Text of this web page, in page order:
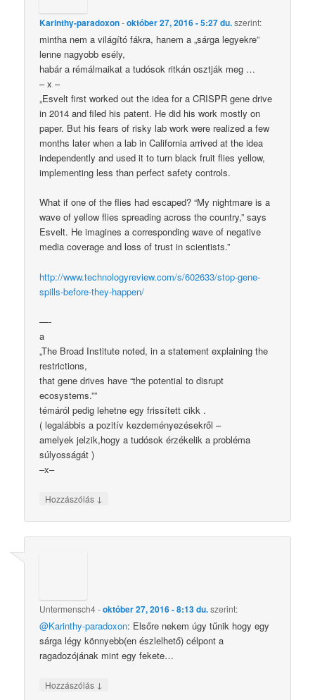
Karinthy-paradoxon-október 27, 2016 - 5:27 du.szerint:
mintha nem a világító fákra, hanem a „sárga legyekre”
lenne nagyobb esély,
habár a rémálmaikat a tudósok ritkán osztják meg …
– x –
„Esvelt first worked out the idea for a CRISPR gene drive
in 2014 and filed his patent. He did his work mostly on
paper. But his fears of risky lab work were realized a few
months later when a lab in California arrived at the idea
independently and used it to turn black fruit flies yellow,
implementing less than perfect safety controls.
What if one of the flies had escaped? “My nightmare is a
wave of yellow flies spreading across the country,” says
Esvelt. He imagines a corresponding wave of negative
media coverage and loss of trust in scientists.”
http://www.technologyreview.com/s/602633/stop-gene-
spills-before-they-happen/
—-
a
„The Broad Institute noted, in a statement explaining the
restrictions,
that gene drives have “the potential to disrupt
ecosystems.””
témáról pedig lehetne egy frissített cikk .
( legalábbis a pozitív kezdeményezésekről –
amelyek jelzik,hogy a tudósok érzékelik a probléma
súlyosságát )
–x–
Hozzászólás ↓
Untermensch4-október 27, 2016 - 8:13 du.szerint:
@Karinthy-paradoxon: Elsőre nekem úgy tűnik hogy egy
sárga légy könnyebb(en észlelhető) célpont a
ragadozójának mint egy fekete…
Hozzászólás ↓